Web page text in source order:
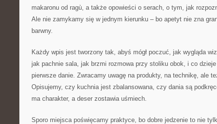
makaronu od ragù, a także opowieści o serach, o tym, jak
Ale nie zamykamy się w jednym kierunku – bo apetyt nie zna
barwny.
Każdy wpis jest tworzony tak, abyś mógł poczuć, jak wygląda
jak pachnie sala, jak brzmi rozmowa przy stoliku obok, i co
pierwsze danie. Zwracamy uwagę na produkty, na technikę, ale
Opisujemy, czy kuchnia jest zbalansowana, czy dania są
ma charakter, a deser zostawia uśmiech.
Sporo miejsca poświęcamy praktyce, bo dobre jedzenie to nie